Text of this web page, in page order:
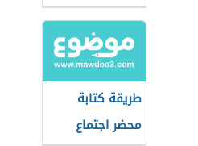
طريقة كتابة
محضر اجتماع